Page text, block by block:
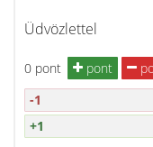
Üdvözlettel
0 pont pont
-1
+1